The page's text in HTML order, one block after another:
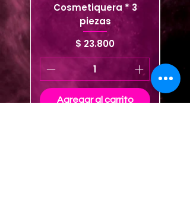
Cosmetiquera * 3
piezas
Precio
$ 23.800
Agregar al carrito